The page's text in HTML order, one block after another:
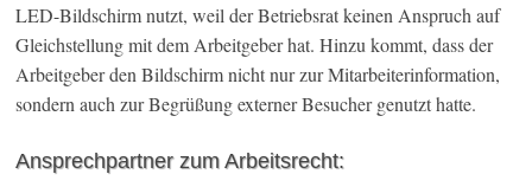
LED-Bildschirm nutzt, weil der Betriebsrat keinen Anspruch auf
Gleichstellung mit dem Arbeitgeber hat. Hinzu kommt, dass der
Arbeitgeber den Bildschirm nicht nur zur Mitarbeiterinformation,
sondern auch zur Begrüßung externer Besucher genutzt hatte.
Ansprechpartner zum Arbeitsrecht: